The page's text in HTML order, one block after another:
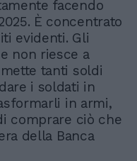
facendo
È concentrato
evidenti. Gli
non riesce a
tanti soldi
i soldati in
in armi,
comprare ciò che
della Banca